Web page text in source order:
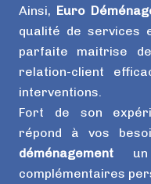
Ainsi, Euro
qualité de services
parfaite maitrise
relation-client
interventions.
Fort de son
répond à vos
déménagement un
complémentaires